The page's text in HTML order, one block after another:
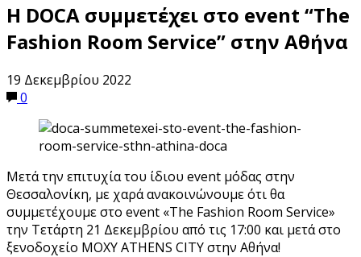
Η DOCA συμμετέχει στο event “The
Fashion Room Service” στην Αθήνα
19 Δεκεμβρίου 2022
0
Μετά την επιτυχία του ίδιου event μόδας στην
Θεσσαλονίκη, με χαρά ανακοινώνουμε ότι θα
συμμετέχουμε στο event «The Fashion Room Service»
την Τετάρτη 21 Δεκεμβρίου από τις 17:00 και μετά στο
ξενοδοχείο MOXY ATHENS CITY στην Αθήνα!